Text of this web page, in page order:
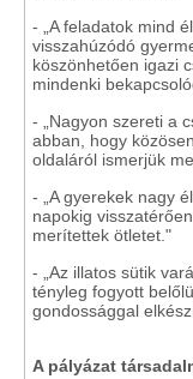
- „A feladatok mind
visszahúzódó
köszönhetően igazi
mindenki
- „Nagyon szereti a
abban, hogy
oldaláról ismerjük
- „A gyerekek nagy
napokig
merítettek ötletet."
- „Az illatos sütik
tényleg fogyott
gondossággal
A pályázat